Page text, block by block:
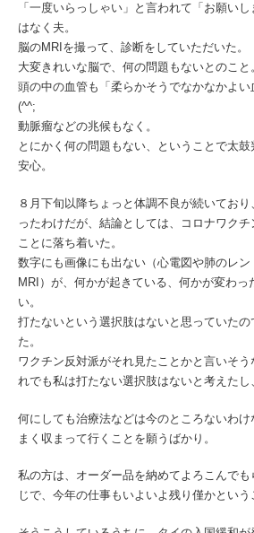
「一度いらっしゃい」と言われて「お願い
はなく夫。
脳のMRIを撮って、診断をしていただいた。
大変きれいな脳で、何の問題もないとのこと
頭の中の血管も「柔らかそうでなかなかよい
(^^;
動脈瘤などの兆候もなく。
とにかく何の問題もない、ということで太
安心。
８月下旬以降ちょっと体調不良が続いてお
ったわけだが、結論としては、コロナワク
ことに落ち着いた。
数字にも画像にも出ない（心電図や肺のレ
MRI）が、何かが起きている、何かが変わっ
い。
打たないという選択肢はないと思っていたの
た。
ワクチン反対派がそれ見たことかと言いそ
れでも私は打たない選択肢はないと考えたし
何にしても治療法などは今のところないわけ
まく収まって行くことを願うばかり。
私の方は、オーダー品を納めてよろこんで
じで、今年の仕事もいよいよ残り僅かという